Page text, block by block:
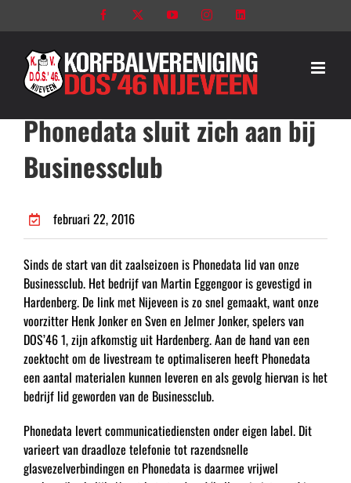
naar
Facebook YouTubeInstagram
Phonedata sluit zich aan bij
Businessclub
februari 22, 2016
Sinds de start van dit zaalseizoen is Phonedata lid van onze
Businessclub. Het bedrijf van Martin Eggengoor is gevestigd in
Hardenberg. De link met Nijeveen is zo snel gemaakt, want onze
voorzitter Henk Jonker en Sven en Jelmer Jonker, spelers van
DOS’46 1, zijn afkomstig uit Hardenberg. Aan de hand van een
zoektocht om de livestream te optimaliseren heeft Phonedata
een aantal materialen kunnen leveren en als gevolg hiervan is het
bedrijf lid geworden van de Businessclub.
Phonedata levert communicatiediensten onder eigen label. Dit
varieert van draadloze telefonie tot razendsnelle
glasvezelverbindingen en Phonedata is daarmee vrijwel